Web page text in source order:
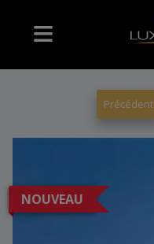
Précédent
NOUVEAU